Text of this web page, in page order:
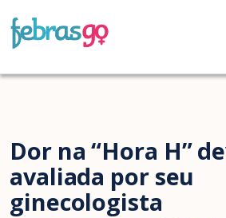
Dor na “Hora H”
avaliada por seu
ginecologista